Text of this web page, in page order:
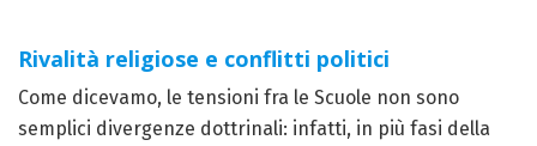
Rivalità religiose e conflitti politici
Come dicevamo, le tensioni fra le Scuole non sono
semplici divergenze dottrinali: infatti, in più fasi della